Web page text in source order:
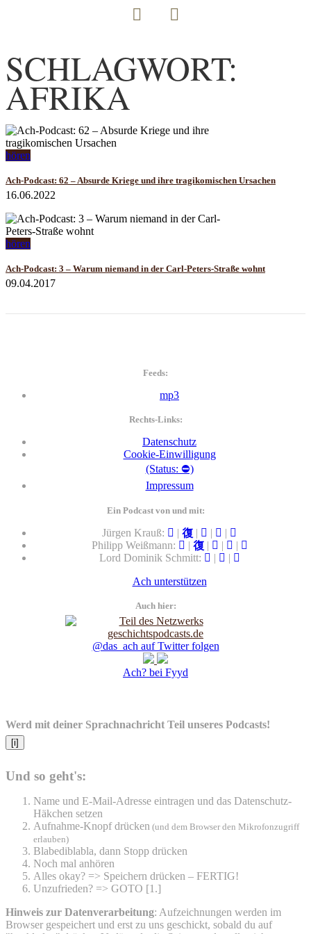
SCHLAGWORT:
AFRIKA
hören
Ach-Podcast: 62 – Absurde Kriege und ihre tragikomischen Ursachen
16.06.2022
hören
Ach-Podcast: 3 – Warum niemand in der Carl-Peters-Straße wohnt
09.04.2017
Feeds:
mp3
Rechts-Links:
Datenschutz
Cookie-Einwilligung
(Status: ⛔)
Impressum
Ein Podcast von und mit:
Jürgen Krauß: | | |
|
Philipp Weißmann:
| | |
|
Lord Dominik Schmitt:
|
|
Ach unterstützen
Auch hier:
@das_ach auf Twitter folgen
Ach? bei Fyyd
Werd mit deiner Sprachnachricht Teil unseres Podcasts!
[i]
Und so geht's:
Name und E-Mail-Adresse eintragen und das Datenschutz-
Häkchen setzen
Aufnahme-Knopf drücken (und dem Browser den Mikrofonzugriff
erlauben)
Blabediblabla, dann Stopp drücken
Noch mal anhören
Alles okay? => Speichern drücken – FERTIG!
Unzufrieden? => GOTO [1.]
Hinweis zur Datenverarbeitung: Aufzeichnungen werden im
Browser gespeichert und erst zu uns geschickt, sobald du auf